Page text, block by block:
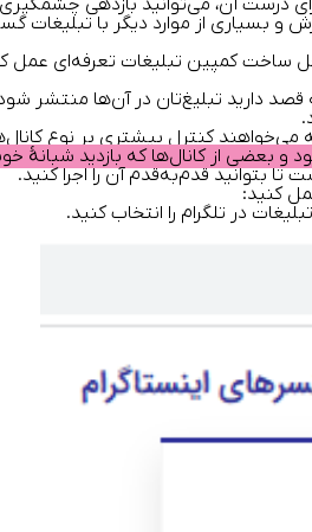
فرش و بسیاری از موارد دیگر با
ساخت کمپین تبلیغات تعرفه‌ای
قصد دارید تبلیغ‌تان در آن‌ها منتشر
می‌خواهند کنترل بیشتری بر نوع
بتوانید قدم‌به‌قدم آن را اجرا کنید.
کنید: